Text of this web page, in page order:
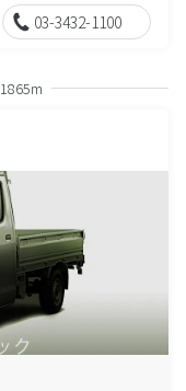
03-3432-1100
1865m